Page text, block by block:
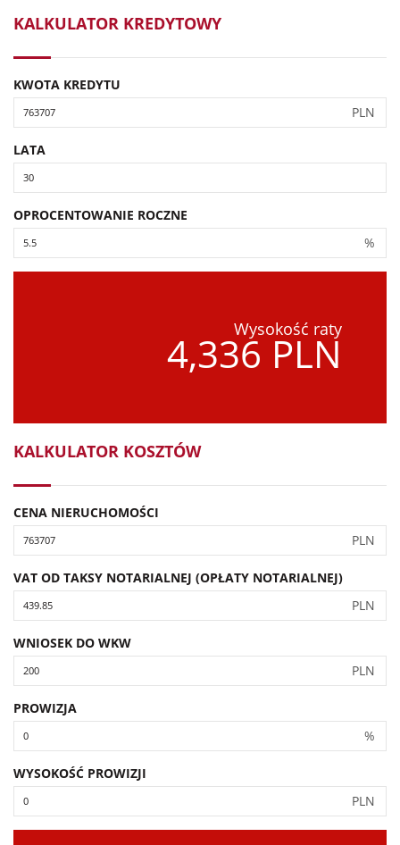
KALKULATOR KREDYTOWY
KWOTA KREDYTU
PLN
LATA
OPROCENTOWANIE ROCZNE
%
Wysokość raty
4,336 PLN
KALKULATOR KOSZTÓW
CENA NIERUCHOMOŚCI
PLN
VAT OD TAKSY NOTARIALNEJ (OPŁATY NOTARIALNEJ)
PLN
WNIOSEK DO WKW
PLN
PROWIZJA
%
WYSOKOŚĆ PROWIZJI
PLN